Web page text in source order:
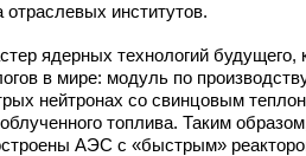
институтов.
ядерных технологий будущего,
в мире: модуль по
нейтронах со свинцовым
топлива. Таким
АЭС с «быстрым»